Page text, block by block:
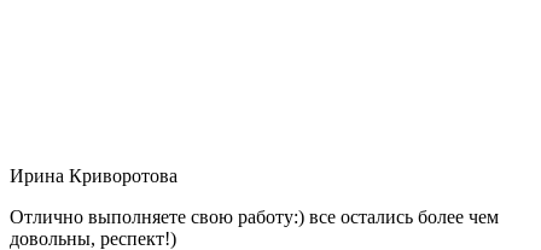
Ирина Криворотова
Отлично выполняете свою работу:) все остались более чем
довольны, респект!)